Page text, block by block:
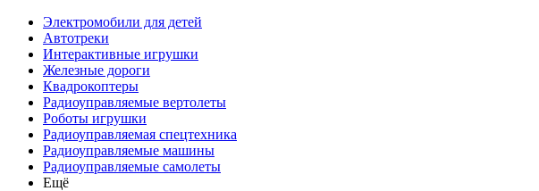
Электромобили для детей
Автотреки
Интерактивные игрушки
Железные дороги
Квадрокоптеры
Радиоуправляемые вертолеты
Роботы игрушки
Радиоуправляемая спецтехника
Радиоуправляемые машины
Радиоуправляемые самолеты
Ещё